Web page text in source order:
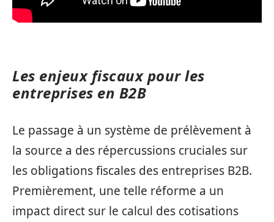
Les enjeux fiscaux pour les
entreprises en B2B
Le passage à un système de prélèvement à
la source a des répercussions cruciales sur
les obligations fiscales des entreprises B2B.
Premièrement, une telle réforme a un
impact direct sur le calcul des cotisations